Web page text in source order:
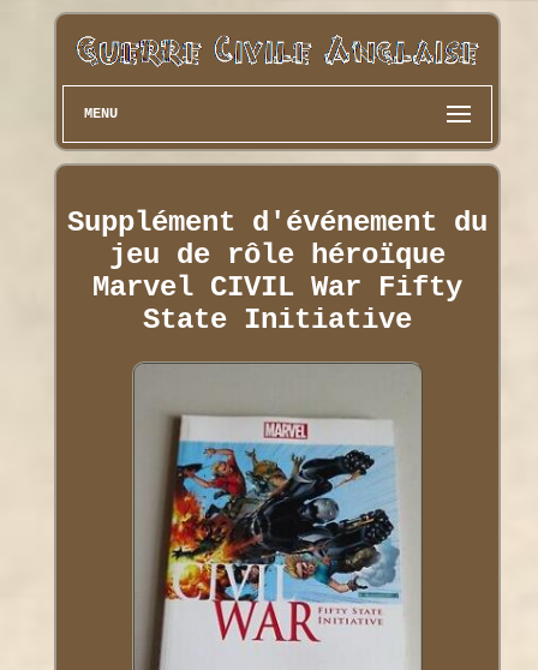
MENU
Supplément d'événement du
jeu de rôle héroïque
Marvel CIVIL War Fifty
State Initiative